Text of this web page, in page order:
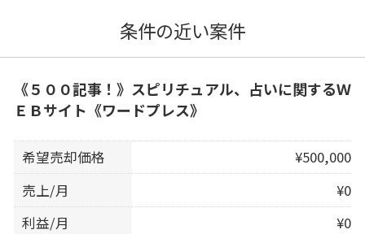
条件の近い案件
《５００記事！》スピリチュアル、占いに関するＷ
ＥＢサイト《ワードプレス》
希望売却価格
¥500,000
売上/月
¥0
利益/月
¥0